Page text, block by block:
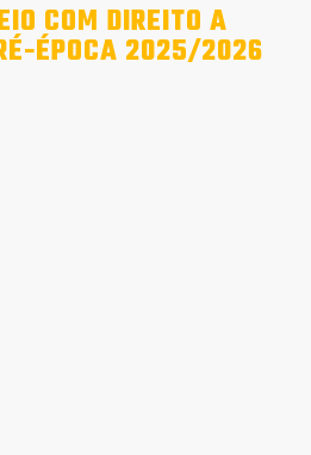
COM DIREITO A
ÉPOCA 2025/2026